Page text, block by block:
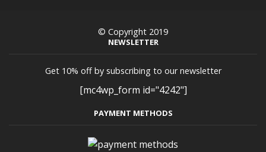
© Copyright 2019
NEWSLETTER
Get 10% off by subscribing to our newsletter
[mc4wp_form id="4242"]
PAYMENT METHODS